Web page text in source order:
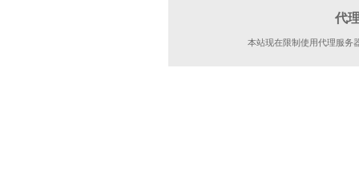
代
本站现在限制使用代理服务